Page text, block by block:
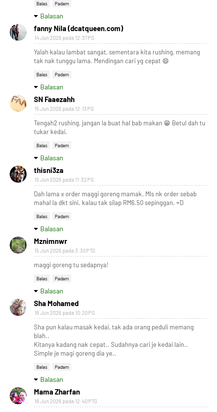
Balas Padam
Balasan
fanny Nila (dcatqueen.com)
14 Jun 2026 pada 12:37 PG
Yalah kalau lambat sangat, sementara kita rushing, memang
tak nak tunggu lama. Mendingan cari yg cepat 😄
Balas Padam
Balasan
SN Faaezahh
15 Jun 2026 pada 12:13 PG
Tengah2 rushing, jangan la buat hal bab makan 😁 Betul dah tu
tukar kedai.
Balas Padam
Balasan
thisni3za
15 Jun 2026 pada 11:32 PG
Dah lama x order maggi goreng mamak. Mls nk order sebab
mahal la dkt sini. kalau tak silap RM6.50 sepinggan. =D
Balas Padam
Balasan
Mznimnwr
15 Jun 2026 pada 3:30 PTG
maggi goreng tu sedapnya!
Balas Padam
Balasan
Sha Mohamed
16 Jun 2026 pada 10:20 PG
Sha pun kalau masak kedai, tak ada orang peduli memang
blah..
Kitanya kadang nak cepat.. Sudahnya cari je kedai lain..
Simple je magi goreng dia ye..
Balas Padam
Balasan
Mama Zharfan
16 Jun 2026 pada 12:40 PTG